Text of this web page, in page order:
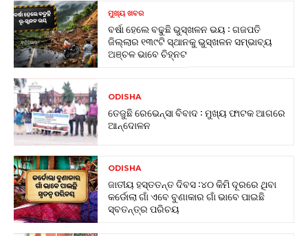
ମୁଖ୍ୟ ଖବର
ବର୍ଷା ହେଲେ ବଢୁଛି ଭୁସ୍ଖଳନ ଭୟ : ଗଜପତି
ଜିଲ୍ଲାର ୧୩୯ଟି ସ୍ଥାନକୁ ଭୁସ୍ଖଳନ ସମ୍ଭାବ୍ୟ
ଅଞ୍ଚଳ ଭାବେ ଚିହ୍ନଟ
ODISHA
ତେଜୁଛି ରେଭେନ୍ସା ବିବାଦ : ମୁଖ୍ୟ ଫାଟକ ଆଗରେ
ଆନ୍ଦୋଳନ
ODISHA
ଜାତୀୟ ହସ୍ତତନ୍ତ ଦିବସ :୪୦ କିମି ଦୂରରେ ଥିବା
କର୍ଡୋଲା ଗାଁ ଏବେ ବୁଣାକାର ଗାଁ ଭାବେ ପାଇଛି
ସ୍ବତନ୍ତ୍ର ପରିଚୟ